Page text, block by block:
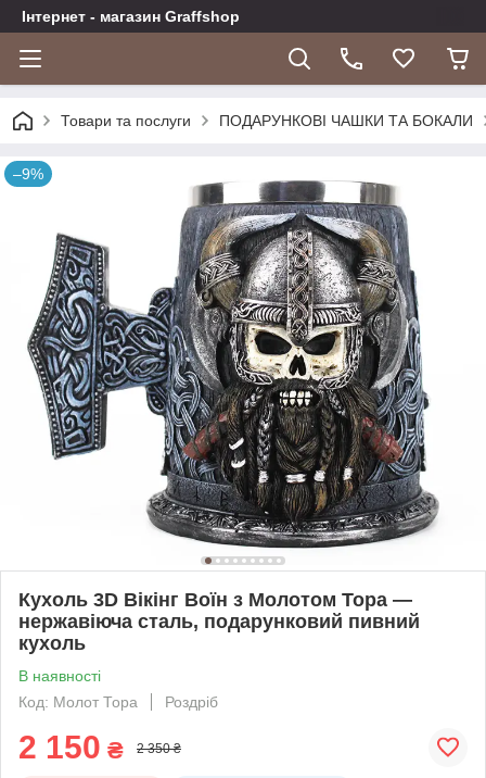
Інтернет - магазин Graffshop
Товари та послуги ПОДАРУНКОВІ ЧАШКИ ТА БОКАЛИ
–9%
Кухоль 3D Вікінг Воїн з Молотом Тора —
нержавіюча сталь, подарунковий пивний
кухоль
В наявності
Код: Молот Тора
Роздріб
2 150 ₴ 2 350 ₴